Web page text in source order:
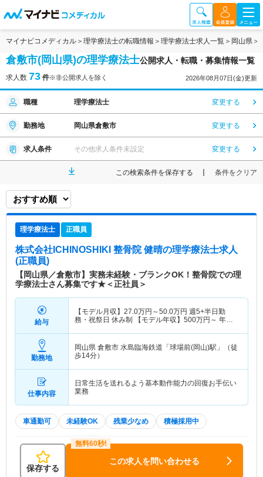
マイナビコメディカル 理学療法士の転職情報 理学療法士求人一覧 岡山県
倉敷市(岡山県)の理学療法士公開求人・転職・募集情報一覧
求人数 73 件※非公開求人を除く 2026年08月07日(金)更新
職種 理学療法士 変更する
勤務地 岡山県倉敷市 変更する
求人条件 その他求人条件未設定 変更する
この検索条件を保存する 条件をクリア
理学療法士 正職員
株式会社ICHINOSHIKI 整骨院 健晴の理学療法士求人
(正職員)
【岡山県／倉敷市】実務未経験・ブランクOK！整骨院での理
学療法士さん募集です★＜正社員＞
給与
【モデル月収】 27.0万円～50.0万円 週5+半日勤
務・祝祭日 休み制 【モデル年収】 500万円～ 年収
勤務地
岡山県 倉敷市 水島臨海鉄道「球場前(岡山)駅」（徒
歩14分）
仕事内容
日常生活を送れるよう基本動作能力の回復お手伝い
業務
車通勤可 未経験OK 残業少なめ 積極採用中
保存する
この求人を問い合わせる